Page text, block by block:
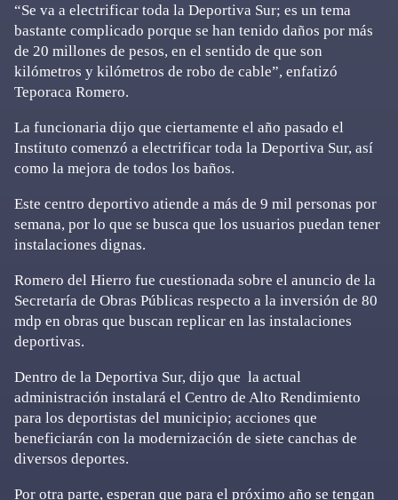
“Se va a electrificar toda la Deportiva Sur; es un tema
bastante complicado porque se han tenido daños por más
de 20 millones de pesos, en el sentido de que son
kilómetros y kilómetros de robo de cable”, enfatizó
Teporaca Romero.
La funcionaria dijo que ciertamente el año pasado el
Instituto comenzó a electrificar toda la Deportiva Sur, así
como la mejora de todos los baños.
Este centro deportivo atiende a más de 9 mil personas por
semana, por lo que se busca que los usuarios puedan tener
instalaciones dignas.
Romero del Hierro fue cuestionada sobre el anuncio de la
Secretaría de Obras Públicas respecto a la inversión de 80
mdp en obras que buscan replicar en las instalaciones
deportivas.
Dentro de la Deportiva Sur, dijo que la actual
administración instalará el Centro de Alto Rendimiento
para los deportistas del municipio; acciones que
beneficiarán con la modernización de siete canchas de
diversos deportes.
Por otra parte, esperan que para el próximo año se tengan